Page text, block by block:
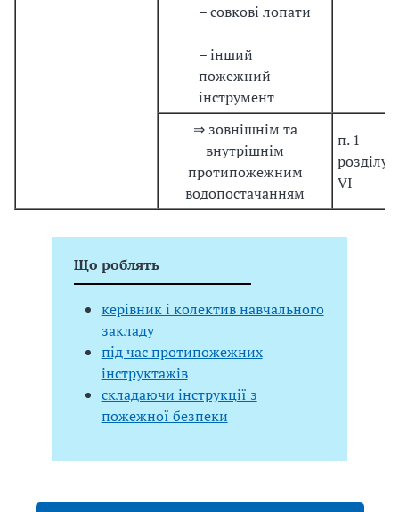
– совкові лопати
– інший
пожежний
інструмент
⇒ зовнішнім та
внутрішнім
протипожежним
водопостачанням
п. 1
розділу
VІ
Що роблять
керівник і колектив навчального
закладу
під час протипожежних
інструктажів
складаючи інструкції з
пожежної безпеки